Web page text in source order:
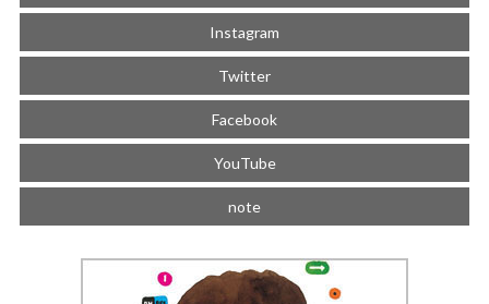
Instagram
Twitter
Facebook
YouTube
note